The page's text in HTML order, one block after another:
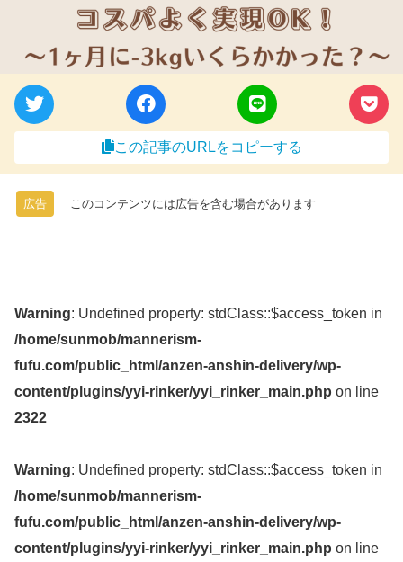
この記事のURLをコピーする
広告 このコンテンツには広告を含む場合があります
Warning: Undefined property: stdClass::$access_token in
/home/sunmob/mannerism-
fufu.com/public_html/anzen-anshin-delivery/wp-
content/plugins/yyi-rinker/yyi_rinker_main.php on line
2322
Warning: Undefined property: stdClass::$access_token in
/home/sunmob/mannerism-
fufu.com/public_html/anzen-anshin-delivery/wp-
content/plugins/yyi-rinker/yyi_rinker_main.php on line